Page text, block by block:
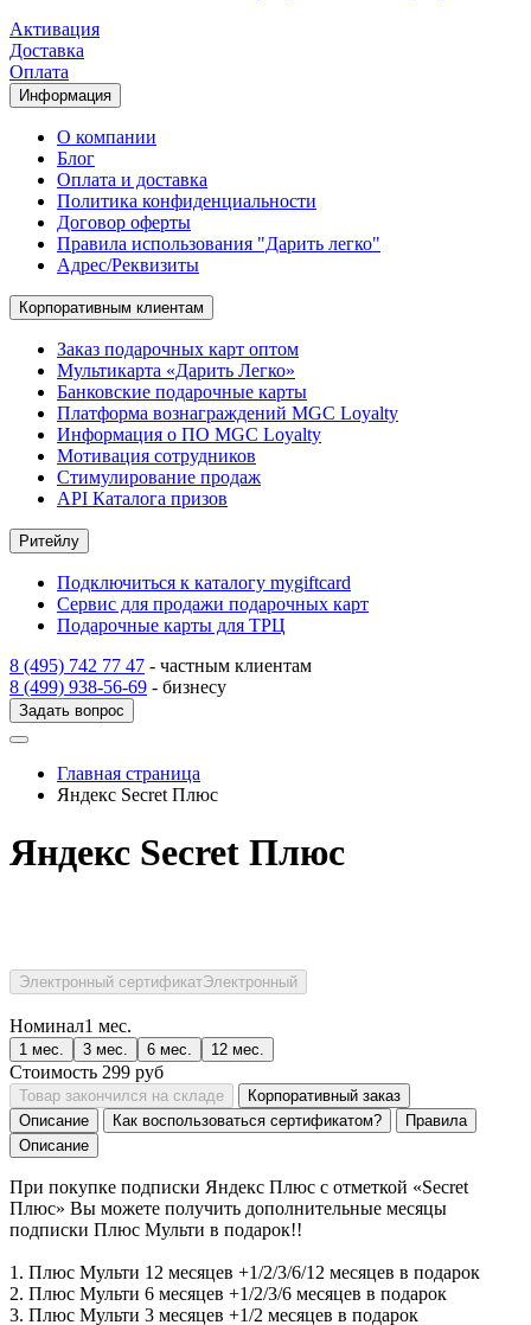
Активация
Доставка
Оплата
Информация
О компании
Блог
Оплата и доставка
Политика конфиденциальности
Договор оферты
Правила использования "Дарить легко"
Адрес/Реквизиты
Корпоративным клиентам
Заказ подарочных карт оптом
Мультикарта «Дарить Легко»
Банковские подарочные карты
Платформа вознаграждений MGC Loyalty
Информация о ПО MGC Loyalty
Мотивация сотрудников
Стимулирование продаж
API Каталога призов
Ритейлу
Подключиться к каталогу mygiftcard
Сервис для продажи подарочных карт
Подарочные карты для ТРЦ
8 (495) 742 77 47 - частным клиентам
8 (499) 938-56-69 - бизнесу
Задать вопрос
Главная страница
Яндекс Secret Плюс
Яндекс Secret Плюс
Электронный сертификатЭлектронный
Номинал1 мес.
1 мес. 3 мес. 6 мес. 12 мес.
Стоимость 299 руб
Товар закончился на складе
Корпоративный заказ
Описание
Как воспользоваться сертификатом?
Правила
Описание
При покупке подписки Яндекс Плюс с отметкой «Secret
Плюс» Вы можете получить дополнительные месяцы
подписки Плюс Мульти в подарок!!
1. Плюс Мульти 12 месяцев +1/2/3/6/12 месяцев в подарок
2. Плюс Мульти 6 месяцев +1/2/3/6 месяцев в подарок
3. Плюс Мульти 3 месяцев +1/2 месяцев в подарок